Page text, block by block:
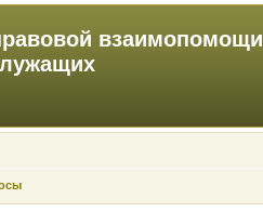
взаимопомощи